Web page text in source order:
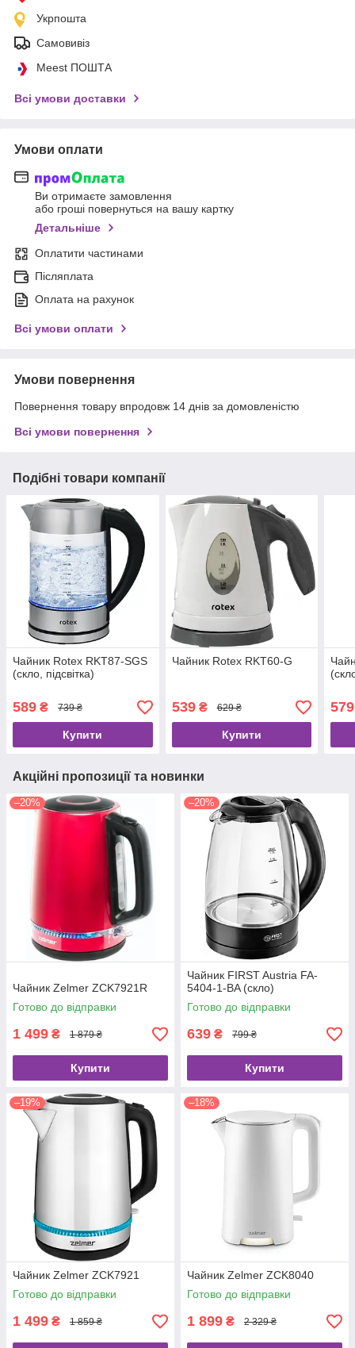
Укрпошта
Самовивіз
Meest ПОШТА
Всі умови доставки
Умови оплати
Ви отримаєте замовлення
або гроші повернуться на вашу картку
Детальніше
Оплатити частинами
Післяплата
Оплата на рахунок
Всі умови оплати
Умови повернення
Повернення товару впродовж 14 днів за домовленістю
Всі умови повернення
Подібні товари компанії
Чайник Rotex RKT87-SGS
(скло, підсвітка)
589 ₴ 739 ₴
Купити
Чайник Rotex RKT60-G
539₴ 629 ₴
Купити
579
Акційні пропозиції та новинки
–20%
Чайник Zelmer ZCK7921R
Готово до відправки
1 499 ₴ 1 879 ₴
Купити
–20%
Чайник FIRST Austria FA-
5404-1-BA (скло)
Готово до відправки
639 ₴ 799 ₴
Купити
–19%
Чайник Zelmer ZCK7921
Готово до відправки
1 499 ₴ 1 859 ₴
–18%
Чайник Zelmer ZCK8040
Готово до відправки
1 899 ₴ 2 329 ₴